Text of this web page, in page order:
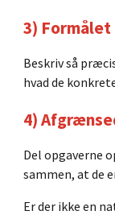
3)
Beskriv så
hvad de
4)
Del opgaverne
sammen, at de
Er der ikke en